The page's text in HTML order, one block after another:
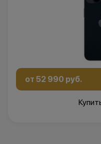
от 52 990 руб.